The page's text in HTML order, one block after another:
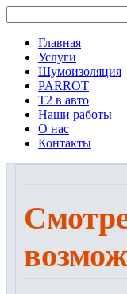
Главная
Услуги
Шумоизоляция
PARROT
Т2 в авто
Наши работы
О нас
Контакты